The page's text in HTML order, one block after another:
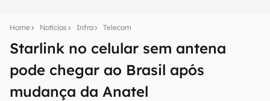
Home Notícias Infra Telecom
Starlink no celular sem antena
pode chegar ao Brasil após
mudança da Anatel
notícias e reviews sobre tecnologia em primeira
mão.
E-mail